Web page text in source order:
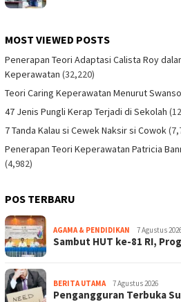
MOST VIEWED POSTS
Penerapan Teori Adaptasi Calista Roy
Keperawatan (32,220)
Teori Caring Keperawatan Menurut
47 Jenis Pungli Kerap Terjadi di Sekolah
7 Tanda Kalau si Cewek Naksir si Cowok
Penerapan Teori Keperawatan Patricia
(4,982)
POS TERBARU
AGAMA & PENDIDIKAN 7 Agustus
Sambut HUT ke-81 RI,
BERITA UTAMA 7 Agustus 2026
Pengangguran Terbuka